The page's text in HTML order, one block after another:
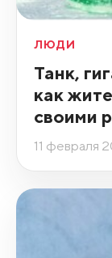
ЛЮДИ
Танк,
как
своими
11 февраля